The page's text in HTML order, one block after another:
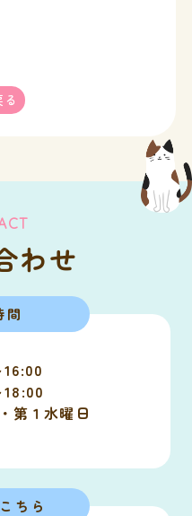
わせ
間
18:00
第１水曜日
ちら